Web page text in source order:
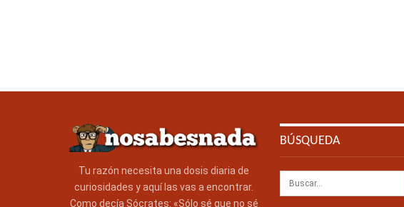
Tu razón necesita una dosis diaria de
curiosidades y aquí las vas a encontrar.
Como decía Sócrates: «Sólo sé que no sé
BÚSQUEDA